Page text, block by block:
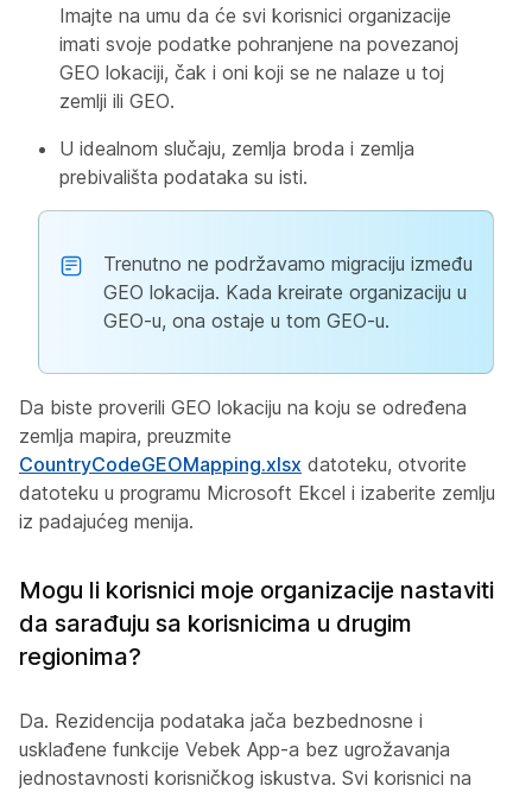
Imajte na umu da će svi korisnici organizacije
imati svoje podatke pohranjene na povezanoj
GEO lokaciji, čak i oni koji se ne nalaze u toj
zemlji ili GEO.
U idealnom slučaju, zemlja broda i zemlja
prebivališta podataka su isti.
Trenutno ne podržavamo migraciju između
GEO lokacija. Kada kreirate organizaciju u
GEO-u, ona ostaje u tom GEO-u.
Da biste proverili GEO lokaciju na koju se određena
zemlja mapira, preuzmite
CountryCodeGEOMapping.xlsx datoteku, otvorite
datoteku u programu Microsoft Ekcel i izaberite zemlju
iz padajućeg menija.
Mogu li korisnici moje organizacije nastaviti
da sarađuju sa korisnicima u drugim
regionima?
Da. Rezidencija podataka jača bezbednosne i
usklađene funkcije Vebek App-a bez ugrožavanja
jednostavnosti korisničkog iskustva. Svi korisnici na